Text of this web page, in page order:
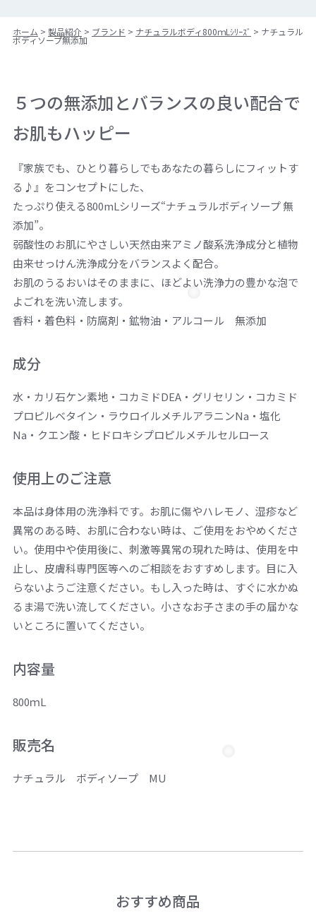
ホーム > 製品紹介 > ブランド > ナチュラルボディ800ｍLｼﾘｰｽﾞ > ナチュラル
ボディソープ無添加
５つの無添加とバランスの良い配合で
お肌もハッピー
『家族でも、ひとり暮らしでもあなたの暮らしにフィットす
る♪』をコンセプトにした、
たっぷり使える800mLシリーズ“ナチュラルボディソープ 無
添加”。
弱酸性のお肌にやさしい天然由来アミノ酸系洗浄成分と植物
由来せっけん洗浄成分をバランスよく配合。
お肌のうるおいはそのままに、ほどよい洗浄力の豊かな泡で
よごれを洗い流します。
香料・着色料・防腐剤・鉱物油・アルコール 無添加
成分
水・カリ石ケン素地・コカミドDEA・グリセリン・コカミド
プロピルベタイン・ラウロイルメチルアラニンNa・塩化
Na・クエン酸・ヒドロキシプロピルメチルセルロース
使用上のご注意
本品は身体用の洗浄料です。お肌に傷やハレモノ、湿疹など
異常のある時、お肌に合わない時は、ご使用をおやめくださ
い。使用中や使用後に、刺激等異常の現れた時は、使用を中
止し、皮膚科専門医等へのご相談をおすすめします。目に入
らないようご注意ください。もし入った時は、すぐに水かぬ
るま湯で洗い流してください。小さなお子さまの手の届かな
いところに置いてください。
内容量
800ｍL
販売名
ナチュラル ボディソープ MU
おすすめ商品